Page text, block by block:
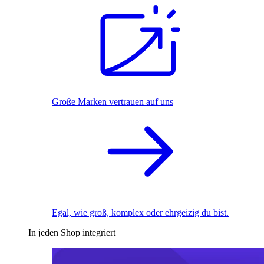
Große Marken vertrauen auf uns
Egal, wie groß, komplex oder ehrgeizig du bist.
In jeden Shop integriert